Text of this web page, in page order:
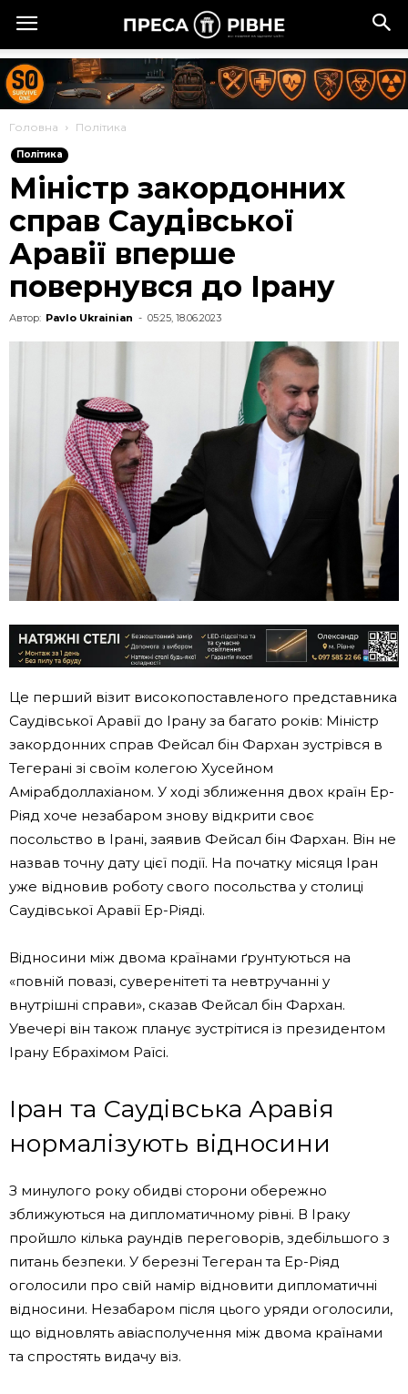
Головна Політика
Політика
Міністр закордонних
справ Саудівської
Аравії вперше
повернувся до Ірану
Автор: Pavlo Ukrainian - 05:25, 18.06.2023
Це перший візит високопоставленого представника
Саудівської Аравії до Ірану за багато років: Міністр
закордонних справ Фейсал бін Фархан зустрівся в
Тегерані зі своїм колегою Хусейном
Амірабдоллахіаном. У ході зближення двох країн Ер-
Ріяд хоче незабаром знову відкрити своє
посольство в Ірані, заявив Фейсал бін Фархан. Він не
назвав точну дату цієї події. На початку місяця Іран
уже відновив роботу свого посольства у столиці
Саудівської Аравії Ер-Ріяді.
Відносини між двома країнами ґрунтуються на
«повній повазі, суверенітеті та невтручанні у
внутрішні справи», сказав Фейсал бін Фархан.
Увечері він також планує зустрітися із президентом
Ірану Ебрахімом Раїсі.
Іран та Саудівська Аравія
нормалізують відносини
З минулого року обидві сторони обережно
зближуються на дипломатичному рівні. В Іраку
пройшло кілька раундів переговорів, здебільшого з
питань безпеки. У березні Тегеран та Ер-Ріяд
оголосили про свій намір відновити дипломатичні
відносини. Незабаром після цього уряди оголосили,
що відновлять авіасполучення між двома країнами
та спростять видачу віз.